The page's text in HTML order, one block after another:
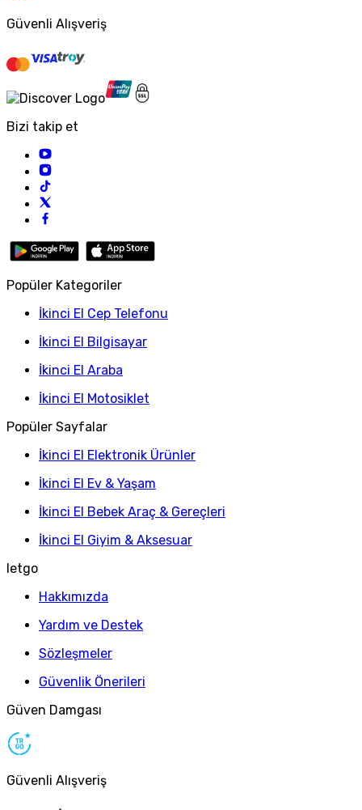
Güvenli Alışveriş
Bizi takip et
Popüler Kategoriler
İkinci El Cep Telefonu
İkinci El Bilgisayar
İkinci El Araba
İkinci El Motosiklet
Popüler Sayfalar
İkinci El Elektronik Ürünler
İkinci El Ev & Yaşam
İkinci El Bebek Araç & Gereçleri
İkinci El Giyim & Aksesuar
letgo
Hakkımızda
Yardım ve Destek
Sözleşmeler
Güvenlik Önerileri
Güven Damgası
Güvenli Alışveriş